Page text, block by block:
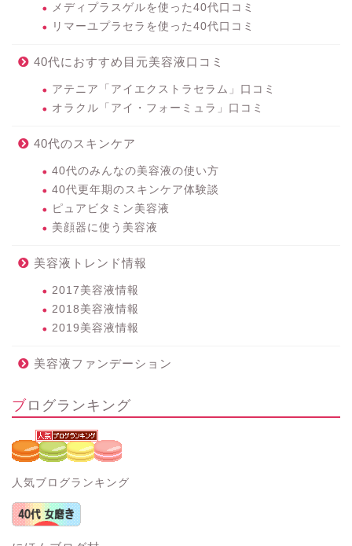
メディプラスゲルを使った40代口コミ
リマーユプラセラを使った40代口コミ
40代におすすめ目元美容液口コミ
アテニア「アイエクストラセラム」口コミ
オラクル「アイ・フォーミュラ」口コミ
40代のスキンケア
40代のみんなの美容液の使い方
40代更年期のスキンケア体験談
ピュアビタミン美容液
美顔器に使う美容液
美容液トレンド情報
2017美容液情報
2018美容液情報
2019美容液情報
美容液ファンデーション
ブログランキング
人気ブログランキング